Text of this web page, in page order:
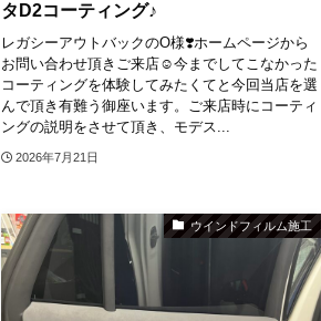
タD2コーティング♪
レガシーアウトバックのO様❣️⁡ホームページから
お問い合わせ頂きご来店☺️⁡今までしてこなかった
コーティングを体験してみたくてと今回当店を選
んで頂き有難う御座います。⁡ご来店時にコーティ
ングの説明をさせて頂き、モデス...
2026年7月21日
ウインドフィルム施工